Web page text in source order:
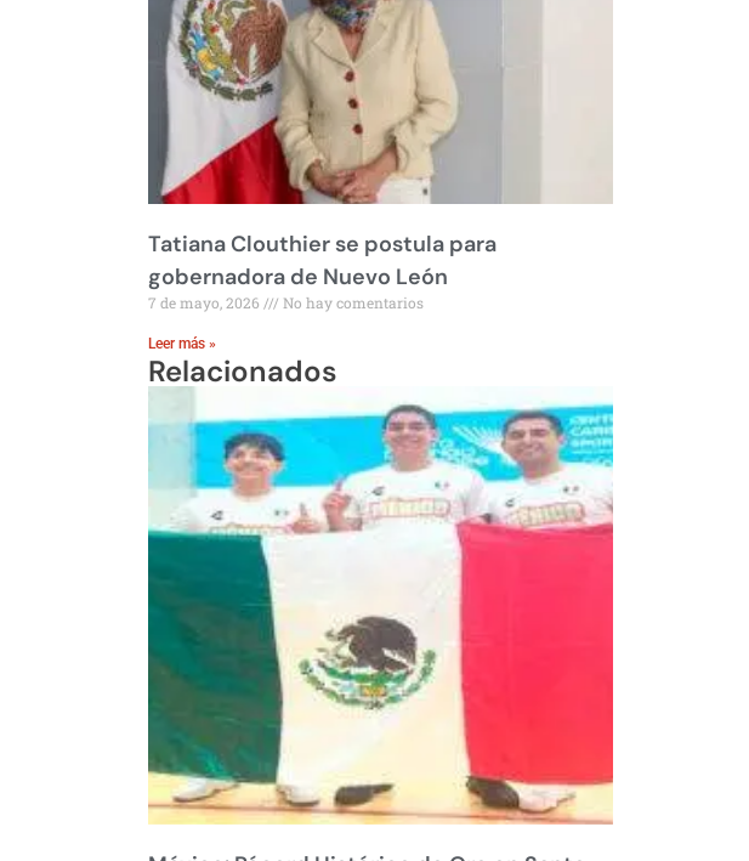
Tatiana Clouthier se postula para
gobernadora de Nuevo León
7 de mayo, 2026 No hay comentarios
Leer más »
Relacionados